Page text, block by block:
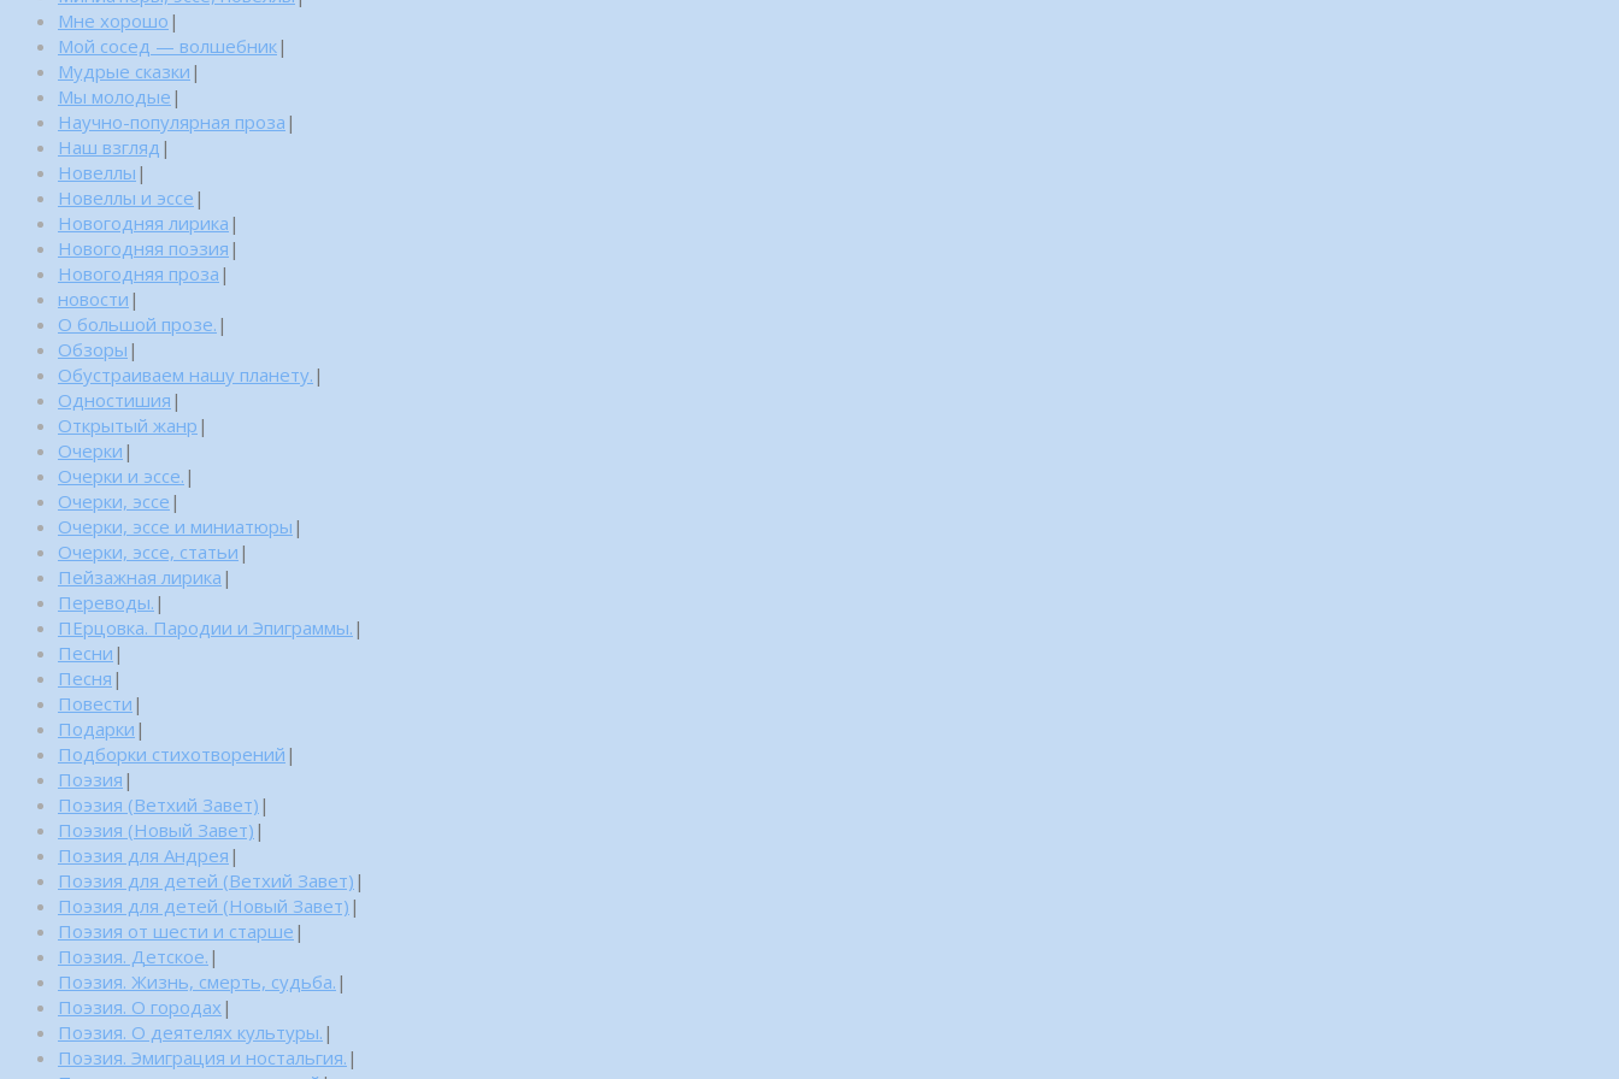
Мне хорошо |
Мой сосед — волшебник|
Мудрые сказки |
Мы молодые |
Научно-популярная проза |
Наш взгляд |
Новеллы |
Новеллы и эссе |
Новогодняя лирика |
Новогодняя поэзия |
Новогодняя проза |
новости |
О большой прозе. |
Обзоры |
Обустраиваем нашу планету. |
Одностишия |
Открытый жанр |
Очерки |
Очерки и эссе. |
Очерки, эссе |
Очерки, эссе и миниатюры |
Очерки, эссе, статьи |
Пейзажная лирика |
Переводы. |
ПЕрцовка. Пародии и Эпиграммы. |
Песни |
Песня |
Повести |
Подарки |
Подборки стихотворений |
Поэзия |
Поэзия (Ветхий Завет) |
Поэзия (Новый Завет) |
Поэзия для Андрея |
Поэзия для детей (Ветхий Завет) |
Поэзия для детей (Новый Завет) |
Поэзия от шести и старше |
Поэзия. Детское. |
Поэзия. Жизнь, смерть, судьба. |
Поэзия. О городах |
Поэзия. О деятелях культуры. |
Поэзия. Эмиграция и ностальгия. |